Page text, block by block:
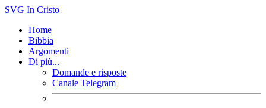
SVG In Cristo
Home
Bibbia
Argomenti
Di più...
Domande e risposte
Canale Telegram